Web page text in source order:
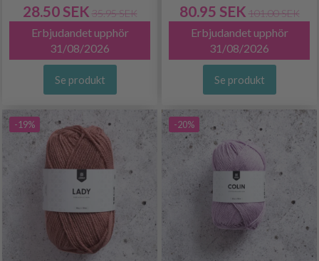
28.50 SEK 35.95 SEK
Erbjudandet upphör
31/08/2026
Se produkt
80.95 SEK 101.00 SEK
Erbjudandet upphör
31/08/2026
Se produkt
-19% -20%